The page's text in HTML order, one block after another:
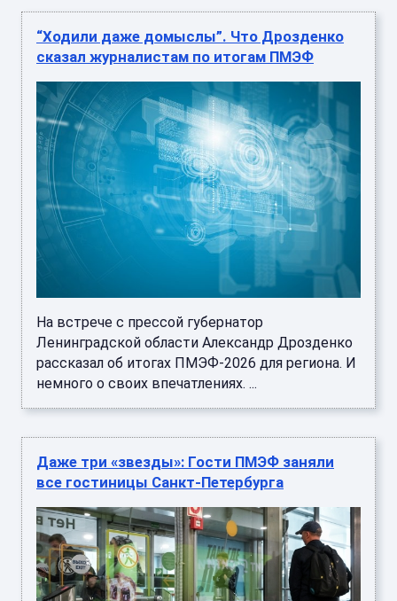
“Ходили даже домыслы”. Что Дрозденко
сказал журналистам по итогам ПМЭФ
На встрече с прессой губернатор
Ленинградской области Александр Дрозденко
рассказал об итогах ПМЭФ-2026 для региона. И
немного о своих впечатлениях. ...
Даже три «звезды»: Гости ПМЭФ заняли
все гостиницы Санкт-Петербурга